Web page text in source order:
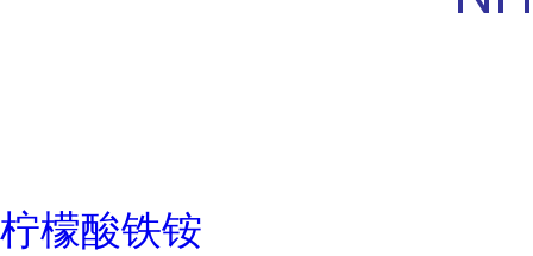
柠檬酸铁铵